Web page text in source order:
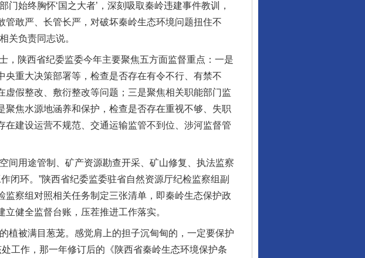
始终胸怀‘国之大者’，深刻吸取秦岭违建事件教训，
敢严、长管长严，对破坏秦岭生态环境问题扭住不
关负责同志说。
陕西省纪委监委今年主要聚焦五方面监督重点：一是
重大决策部署等，检查是否存在有令不行、有禁不
假整改、敷衍整改等问题；三是聚焦相关职能部门监
焦水源地涵养和保护，检查是否存在重视不够、失职
建设运营不规范、交通运输监管不到位、涉河监督管
用途管制、矿产资源勘查开采、矿山修复、执法监察
环。”陕西省纪委监委驻省自然资源厅纪检监察组副
察组对照相关任务制定三张清单，即秦岭生态保护政
健全监督台账，压茬推进工作落实。
被满目葱茏。感觉肩上的担子沉甸甸的，一定要保护
工作，那一年修订后的《陕西省秦岭生态环境保护条